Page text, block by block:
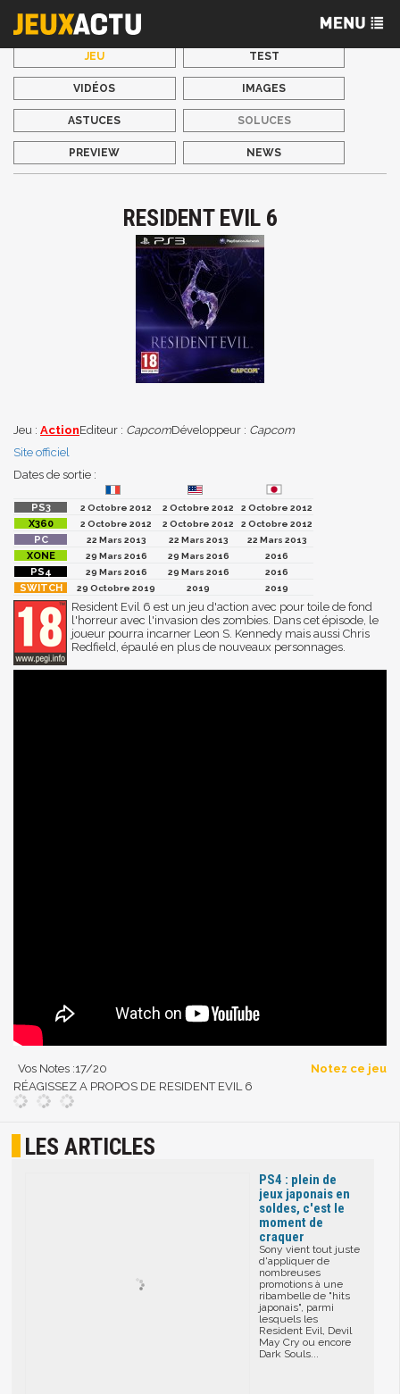
JEU TEST
VIDÉOS IMAGES
ASTUCES SOLUCES
PREVIEW NEWS
RESIDENT EVIL 6
Jeu : ActionEditeur : CapcomDéveloppeur : Capcom
Site officiel
Dates de sortie :
2 Octobre 2012 2 Octobre 2012
2 Octobre 2012
2 Octobre 2012
2 Octobre 2012
2 Octobre 2012
22 Mars 2013
22 Mars 2013
22 Mars 2013
29 Mars 2016
29 Mars 2016
2016
29 Mars 2016
29 Mars 2016
2016
29 Octobre 2019
2019 2019
Resident Evil 6 est un jeu d'action avec pour toile de fond
l'horreur avec l'invasion des zombies. Dans cet épisode, le
joueur pourra incarner Leon S. Kennedy mais aussi Chris
Redfield, épaulé en plus de nouveaux personnages.
Vos Notes :17/20
Notez ce jeu
RÉAGISSEZ A PROPOS DE RESIDENT EVIL 6
LES ARTICLES
PS4 : plein de
jeux japonais en
soldes, c'est le
moment de
craquer
Sony vient tout juste
d'appliquer de
nombreuses
promotions à une
ribambelle de "hits
japonais", parmi
lesquels les
Resident Evil, Devil
May Cry ou encore
Dark Souls...